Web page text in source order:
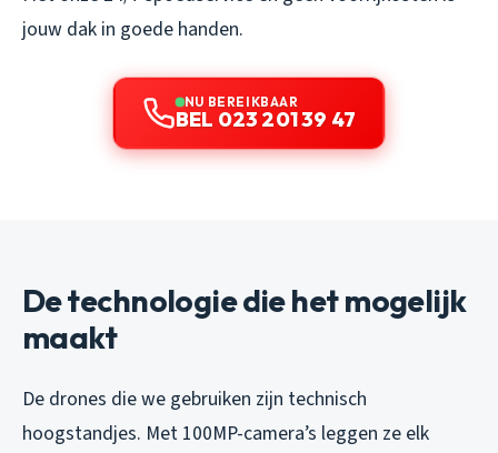
jouw dak in goede handen.
NU BEREIKBAAR
BEL 023 201 39 47
De technologie die het mogelijk
maakt
De drones die we gebruiken zijn technisch
hoogstandjes. Met 100MP-camera’s leggen ze elk